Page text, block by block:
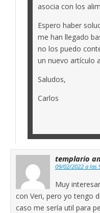
asocia con los
Espero haber
me han llegado
no los puedo
un nuevo artículo
Saludos,
Carlos
templario
09/02/2022 a las
Muy
con Veri, pero yo tengo
caso me sería util para